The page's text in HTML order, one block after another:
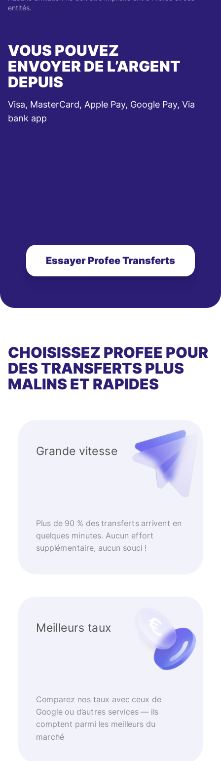
entités.
VOUS POUVEZ
ENVOYER DE L’ARGENT
DEPUIS
Visa, MasterCard, Apple Pay, Google Pay, Via
bank app
Essayer Profee Transferts
CHOISISSEZ PROFEE POUR
DES TRANSFERTS PLUS
MALINS ET RAPIDES
Grande vitesse
Plus de 90 % des transferts arrivent en
quelques minutes. Aucun effort
supplémentaire, aucun souci !
Meilleurs taux
Comparez nos taux avec ceux de
Google ou d’autres services — ils
comptent parmi les meilleurs du
marché